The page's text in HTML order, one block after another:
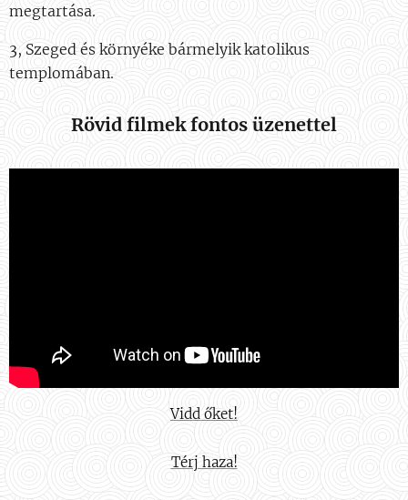
megtartása.
3, Szeged és környéke bármelyik katolikus
templomában.
Rövid filmek fontos üzenettel
Vidd őket!
Térj haza!